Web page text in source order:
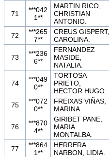
71
***042
1**
MARTIN RICO,
CHRISTIAN
ANTONIO.
72
***265
7**
CREUS GISPERT,
CAROLINA.
73
***236
6**
FERNANDEZ
MASIDE,
NATALIA.
74
***049
0**
TORTOSA
PRIETO,
HECTOR HUGO.
75
***072
0**
FREIXAS VIÑAS,
MARINA.
76
***870
4**
GIRIBET PANE,
MARIA
MONTALBA.
77
***864
1**
HERRERA
NARBON, LIDIA.